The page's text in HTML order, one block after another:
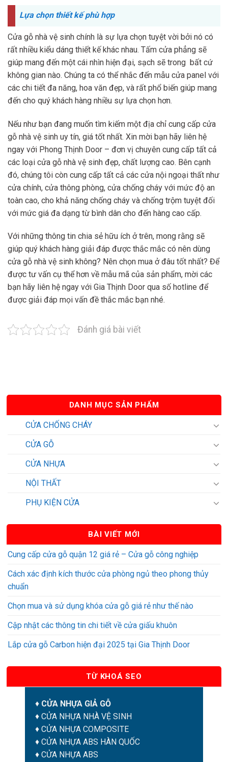
Lựa chọn thiết kế phù hợp
Cửa gỗ nhà vệ sinh chính là sự lựa chọn tuyệt vời bởi nó có
rất nhiều kiểu dáng thiết kế khác nhau. Tấm cửa phẳng sẽ
giúp mang đến một cái nhìn hiện đại, sạch sẽ trong bất cứ
không gian nào. Chúng ta có thể nhắc đến mẫu cửa panel với
các chi tiết đa năng, hoa văn đẹp, và rất phổ biến giúp mang
đến cho quý khách hàng nhiều sự lựa chọn hơn.
Nếu như bạn đang muốn tìm kiếm một địa chỉ cung cấp cửa
gỗ nhà vệ sinh uy tín, giá tốt nhất. Xin mời bạn hãy liên hệ
ngay với Phong Thịnh Door – đơn vị chuyên cung cấp tất cả
các loại cửa gỗ nhà vệ sinh đẹp, chất lượng cao. Bên cạnh
đó, chúng tôi còn cung cấp tất cả các cửa nội ngoại thất như
cửa chính, cửa thông phòng, cửa chống cháy với mức độ an
toàn cao, cho khả năng chống cháy và chống trộm tuyệt đối
với mức giá đa dạng từ bình dân cho đến hàng cao cấp.
Với những thông tin chia sẻ hữu ích ở trên, mong rằng sẽ
giúp quý khách hàng giải đáp được thắc mắc có nên dùng
cửa gỗ nhà vệ sinh không? Nên chọn mua ở đâu tốt nhất? Để
được tư vấn cụ thể hơn về mẫu mã của sản phẩm, mời các
bạn hãy liên hệ ngay với Gia Thịnh Door qua số hotline để
được giải đáp mọi vấn đề thắc mắc bạn nhé.
Đánh giá bài viết
DANH MỤC SẢN PHẨM
CỬA CHỐNG CHÁY
CỬA GỖ
CỬA NHỰA
NỘI THẤT
PHỤ KIỆN CỬA
BÀI VIẾT MỚI
Cung cấp cửa gỗ quận 12 giá rẻ – Cửa gỗ công nghiệp
Cách xác định kích thước cửa phòng ngủ theo phong thủy
chuẩn
Chọn mua và sử dụng khóa cửa gỗ giá rẻ như thế nào
Cập nhật các thông tin chi tiết về cửa giấu khuôn
Lắp cửa gỗ Carbon hiện đại 2025 tại Gia Thịnh Door
TỪ KHOÁ SEO
♦ CỬA NHỰA GIẢ GỖ
♦ CỬA NHỰA NHÀ VỆ SINH
♦ CỬA NHỰA COMPOSITE
♦ CỬA NHỰA ABS HÀN QUỐC
♦ CỬA NHỰA ABS